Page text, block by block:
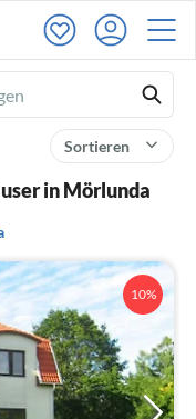
Sortieren
in Mörlunda
10%